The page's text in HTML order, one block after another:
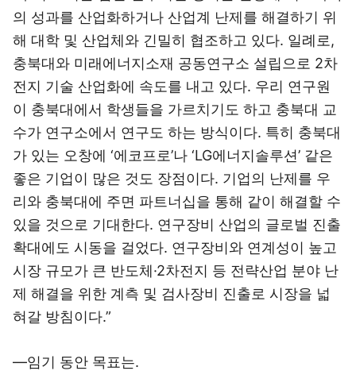
의 성과를 산업화하거나 산업계 난제를 해결하기 위
해 대학 및 산업체와 긴밀히 협조하고 있다. 일례로,
충북대와 미래에너지소재 공동연구소 설립으로 2차
전지 기술 산업화에 속도를 내고 있다. 우리 연구원
이 충북대에서 학생들을 가르치기도 하고 충북대 교
수가 연구소에서 연구도 하는 방식이다. 특히 충북대
가 있는 오창에 ‘에코프로’나 ‘LG에너지솔루션’ 같은
좋은 기업이 많은 것도 장점이다. 기업의 난제를 우
리와 충북대에 주면 파트너십을 통해 같이 해결할 수
있을 것으로 기대한다. 연구장비 산업의 글로벌 진출
확대에도 시동을 걸었다. 연구장비와 연계성이 높고
시장 규모가 큰 반도체·2차전지 등 전략산업 분야 난
제 해결을 위한 계측 및 검사장비 진출로 시장을 넓
혀갈 방침이다.”
―임기 동안 목표는.